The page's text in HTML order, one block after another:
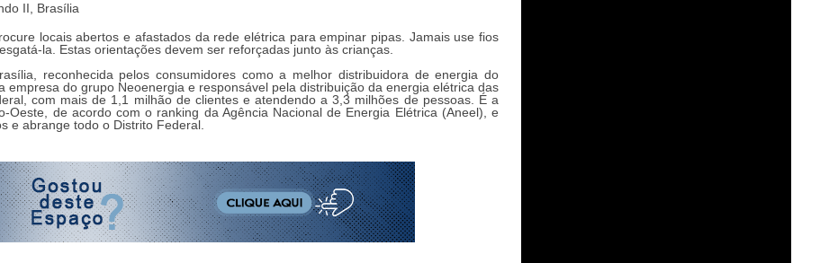
II, Brasília
locais abertos e afastados da rede elétrica para empinar pipas. Jamais use fios
la. Estas orientações devem ser reforçadas junto às crianças.
reconhecida pelos consumidores como a melhor distribuidora de energia do
do grupo Neoenergia e responsável pela distribuição da energia elétrica das
com mais de 1,1 milhão de clientes e atendendo a 3,3 milhões de pessoas. É a
de acordo com o ranking da Agência Nacional de Energia Elétrica (Aneel), e
e abrange todo o Distrito Federal.